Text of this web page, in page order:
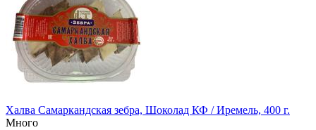
Халва Самаркандская зебра, Шоколад КФ / Иремель, 400 г.
Много